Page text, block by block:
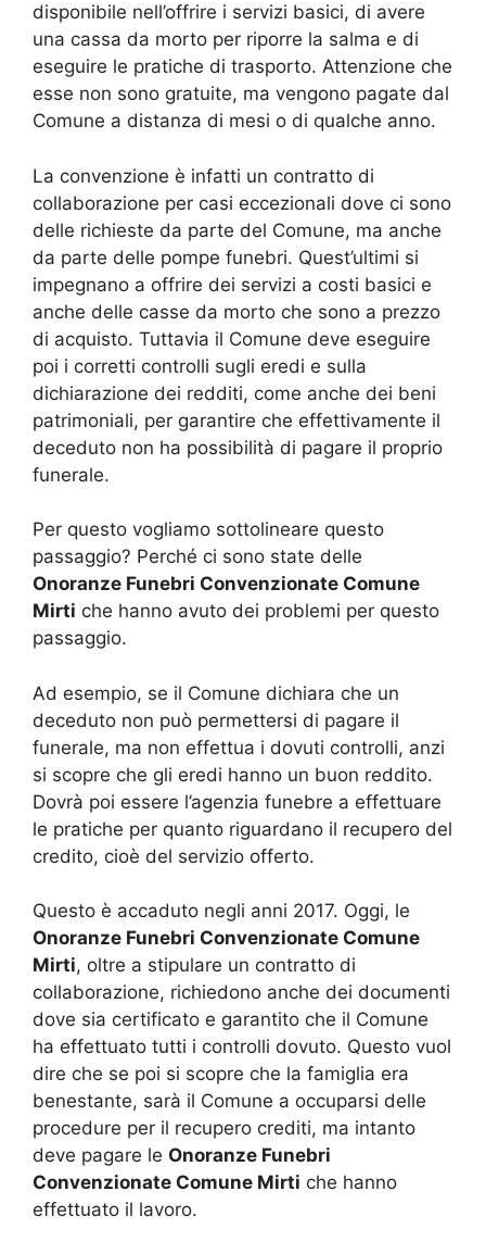
disponibile nell’offrire i servizi basici, di avere
una cassa da morto per riporre la salma e di
eseguire le pratiche di trasporto. Attenzione che
esse non sono gratuite, ma vengono pagate dal
Comune a distanza di mesi o di qualche anno.
La convenzione è infatti un contratto di
collaborazione per casi eccezionali dove ci sono
delle richieste da parte del Comune, ma anche
da parte delle pompe funebri. Quest’ultimi si
impegnano a offrire dei servizi a costi basici e
anche delle casse da morto che sono a prezzo
di acquisto. Tuttavia il Comune deve eseguire
poi i corretti controlli sugli eredi e sulla
dichiarazione dei redditi, come anche dei beni
patrimoniali, per garantire che effettivamente il
deceduto non ha possibilità di pagare il proprio
funerale.
Per questo vogliamo sottolineare questo
passaggio? Perché ci sono state delle
Onoranze Funebri Convenzionate Comune
Mirti che hanno avuto dei problemi per questo
passaggio.
Ad esempio, se il Comune dichiara che un
deceduto non può permettersi di pagare il
funerale, ma non effettua i dovuti controlli, anzi
si scopre che gli eredi hanno un buon reddito.
Dovrà poi essere l’agenzia funebre a effettuare
le pratiche per quanto riguardano il recupero del
credito, cioè del servizio offerto.
Questo è accaduto negli anni 2017. Oggi, le
Onoranze Funebri Convenzionate Comune
Mirti, oltre a stipulare un contratto di
collaborazione, richiedono anche dei documenti
dove sia certificato e garantito che il Comune
ha effettuato tutti i controlli dovuto. Questo vuol
dire che se poi si scopre che la famiglia era
benestante, sarà il Comune a occuparsi delle
procedure per il recupero crediti, ma intanto
deve pagare le Onoranze Funebri
Convenzionate Comune Mirti che hanno
effettuato il lavoro.